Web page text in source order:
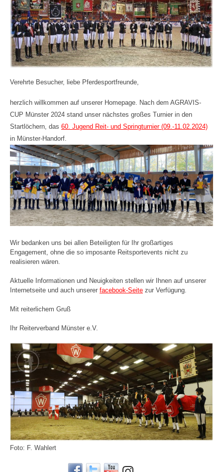
Verehrte Besucher, liebe Pferdesportfreunde,
herzlich willkommen auf unserer Homepage. Nach dem AGRAVIS-
CUP Münster 2024 stand unser nächstes großes Turnier in den
Startlöchern, das 60. Jugend Reit- und Springturnier (09.-11.02.2024)
in Münster-Handorf.
Wir bedanken uns bei allen Beteiligten für Ihr großartiges
Engagement, ohne die so imposante Reitsportevents nicht zu
realisieren wären.
Aktuelle Informationen und Neuigkeiten stellen wir Ihnen auf unserer
Internetseite und auch unserer facebook-Seite zur Verfügung.
Mit reiterlichem Gruß
Ihr Reiterverband Münster e.V.
Foto: F. Wahlert